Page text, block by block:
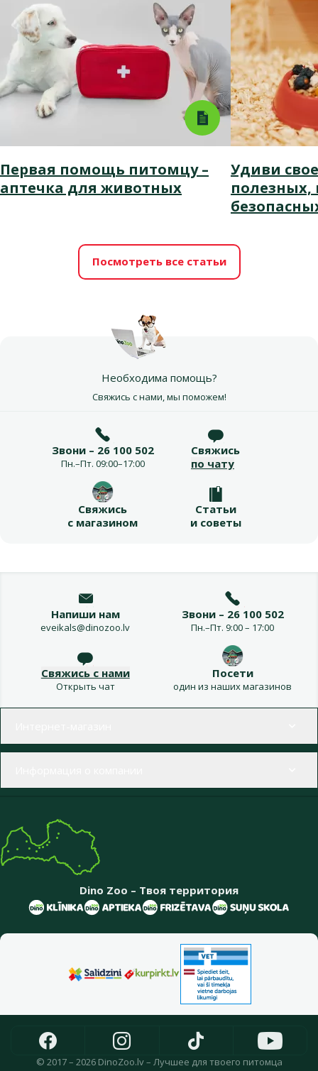
Первая помощь питомцу –
аптечка для животных
Удиви
полезных,
Посмотреть все статьи
Необходима помощь?
Свяжись с нами, мы поможем!
Звони – 26 100 502
Пн.–Пт. 09:00–17:00
Свяжись
по чату
Свяжись
с магазином
Статьи
и советы
Напиши нам
eveikals@dinozoo.lv
Звони – 26 100 502
Пн.–Пт. 9:00 – 17:00
Свяжись с нами
Открыть чат
Посети
один из наших магазинов
Dino Zoo – Твоя территория
© 2017 – 2026 DinoZoo.lv – Лучшее для твоего питомца